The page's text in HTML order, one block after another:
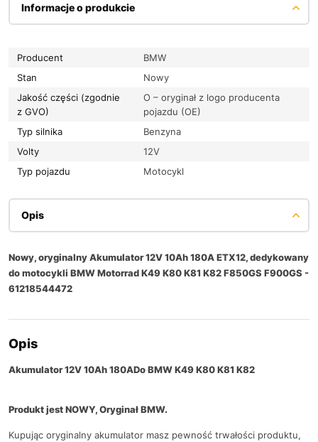
Informacje o produkcie
Producent
BMW
Stan
Nowy
Jakość części (zgodnie
z GVO)
O – oryginał z logo producenta
pojazdu (OE)
Typ silnika
Benzyna
Volty
12V
Typ pojazdu
Motocykl
Opis
Nowy, oryginalny Akumulator 12V 10Ah 180A ETX12, dedykowany
do motocykli BMW Motorrad K49 K80 K81 K82 F850GS F900GS -
61218544472
Opis
Akumulator 12V 10Ah 180ADo BMW K49 K80 K81 K82
Produkt jest NOWY, Oryginał BMW.
Kupując oryginalny akumulator masz pewność trwałości produktu,